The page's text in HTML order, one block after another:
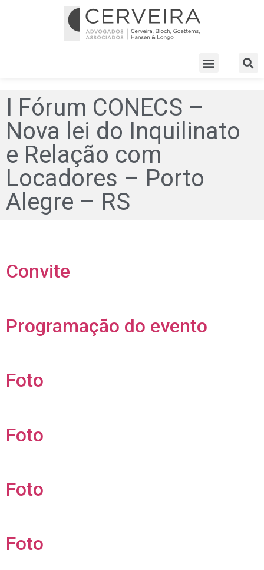
I Fórum CONECS –
Nova lei do Inquilinato
e Relação com
Locadores – Porto
Alegre – RS
Convite
Programação do evento
Foto
Foto
Foto
Foto